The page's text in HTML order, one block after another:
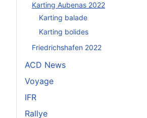
Karting Aubenas 2022
Karting balade
Karting bolides
Friedrichshafen 2022
ACD News
Voyage
IFR
Rallye